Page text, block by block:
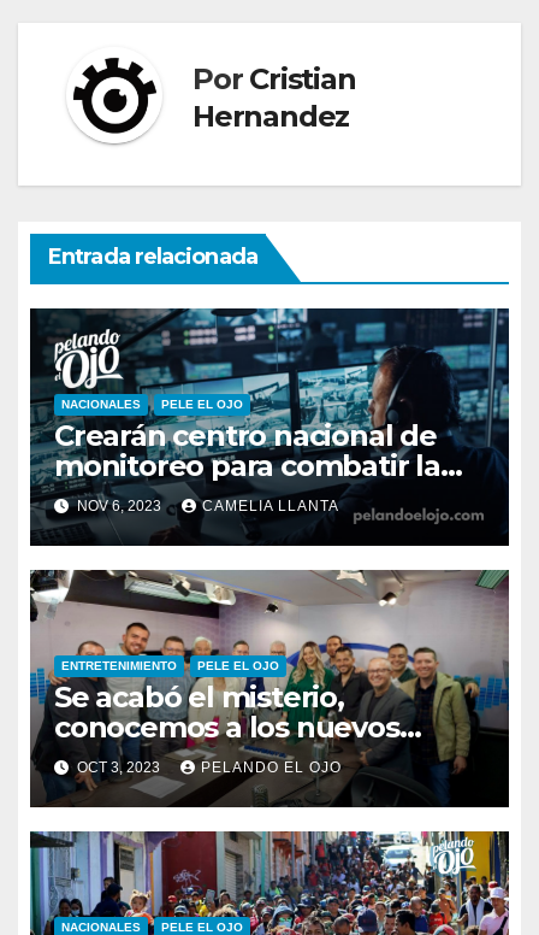
Por Cristian
Hernandez
Entrada relacionada
NACIONALES PELE EL OJO
Crearán centro nacional de
monitoreo para combatir la
inseguridad
NOV 6, 2023 CAMELIA LLANTA
ENTRETENIMIENTO PELE EL OJO
Se acabó el misterio,
conocemos a los nuevos
integrantes de Pelando el Ojo
OCT 3, 2023 PELANDO EL OJO
NACIONALES PELE EL OJO